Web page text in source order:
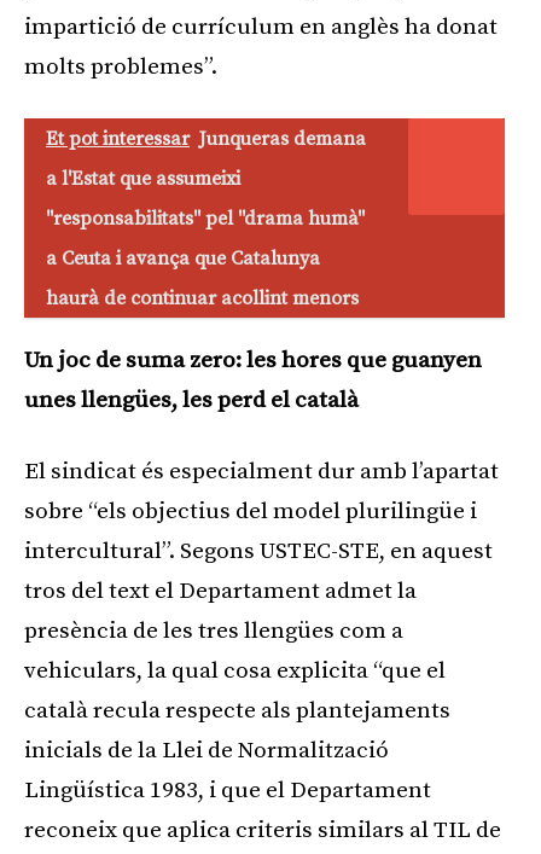
impartició de currículum en anglès ha donat
molts problemes”.
Et pot interessar Junqueras demana
a l'Estat que assumeixi
"responsabilitats" pel "drama humà"
a Ceuta i avança que Catalunya
haurà de continuar acollint menors
Un joc de suma zero: les hores que guanyen
unes llengües, les perd el català
El sindicat és especialment dur amb l’apartat
sobre “els objectius del model plurilingüe i
intercultural”. Segons USTEC-STE, en aquest
tros del text el Departament admet la
presència de les tres llengües com a
vehiculars, la qual cosa explicita “que el
català recula respecte als plantejaments
inicials de la Llei de Normalització
Lingüística 1983, i que el Departament
reconeix que aplica criteris similars al TIL de